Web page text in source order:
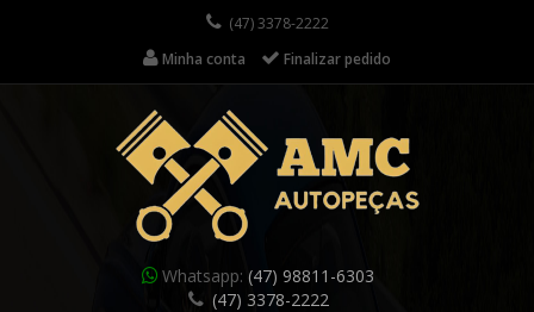
(47) 3378-2222
Minha conta
Finalizar pedido
Whatsapp: (47) 98811-6303
(47) 3378-2222